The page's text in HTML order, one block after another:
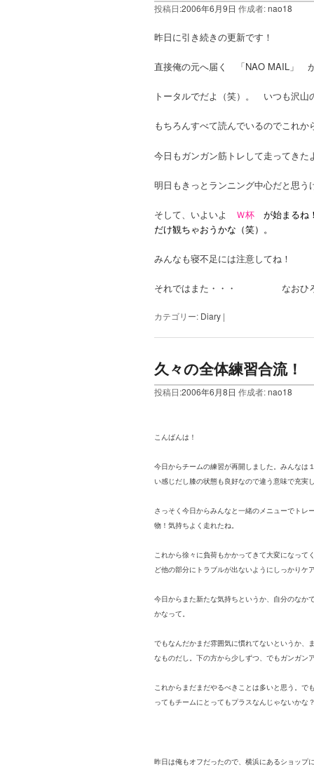
投稿日:2006年6月9日 作成者:nao18
昨日に引き続きの更新です！
直接俺の元へ届く 「NAO MAIL」
トータルでだよ（笑）。 いつも沢山
もちろんすべて読んでいるのでこれ
今日もガンガン筋トレして走ってきた
明日もきっとランニング中心だと思
そして、いよいよ Ｗ杯 が始まるね
だけ観ちゃおうかな（笑）。
みんなも寝不足には注意してね！
それではまた・・・ なおひ
カテゴリー: Diary |
久々の全体練習合流！
投稿日:2006年6月8日 作成者:nao18
こんばんは！
今日からチームの練習が再開しました。みんなは
い感じだし膝の状態も良好なので違う意味で充実
さっそく今日からみんなと一緒のメニューでトレ
物！気持ちよく走れたね。
これから徐々に負荷もかかってきて大変になって
ど他の部分にトラブルが出ないようにしっかりケ
今日からまた新たな気持ちというか、自分のなか
かなって。
でもなんだかまだ雰囲気に慣れてないというか
なものだし。下の方から少しずつ、でもガンガン
これからまだまだやるべきことは多いと思う。で
ってもチームにとってもプラスなんじゃないかな
昨日は俺もオフだったので、横浜にあるショップ